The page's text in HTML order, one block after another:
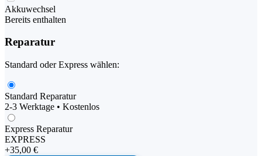
Akkuwechsel
Bereits enthalten
Reparatur
Standard oder Express wählen:
Standard Reparatur
2-3 Werktage • Kostenlos
Express Reparatur
EXPRESS
+35,00 €